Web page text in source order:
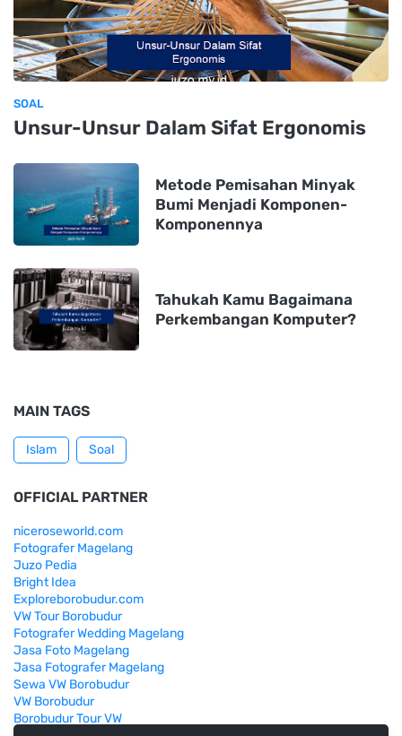
SOAL
Unsur-Unsur Dalam Sifat Ergonomis
Metode Pemisahan Minyak
Bumi Menjadi Komponen-
Komponennya
Tahukah Kamu Bagaimana
Perkembangan Komputer?
MAIN TAGS
Islam Soal
OFFICIAL PARTNER
niceroseworld.com
Fotografer Magelang
Juzo Pedia
Bright Idea
Exploreborobudur.com
VW Tour Borobudur
Fotografer Wedding Magelang
Jasa Foto Magelang
Jasa Fotografer Magelang
Sewa VW Borobudur
VW Borobudur
Borobudur Tour VW